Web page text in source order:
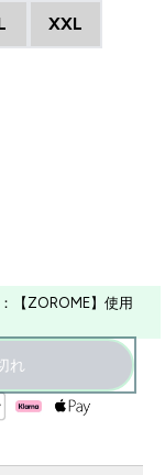
XXL
【ZOROME】使用
れ